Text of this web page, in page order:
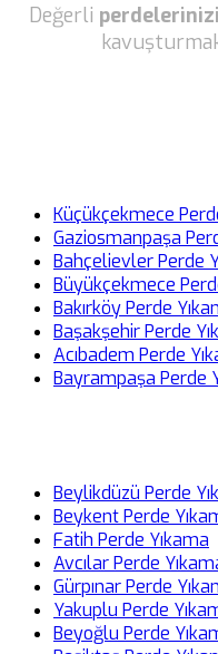
Değerli perdelerinizi
Küçükçekmece
Gaziosmanpaşa
Bahçelievler Perde
Büyükçekmece
Bakırköy Perde
Başakşehir Perde
Acıbadem Perde
Bayrampaşa Perde
Beylikdüzü Perde
Beykent Perde
Fatih Perde Yıkama
Avcılar Perde
Gürpınar Perde
Yakuplu Perde
Beyoğlu Perde